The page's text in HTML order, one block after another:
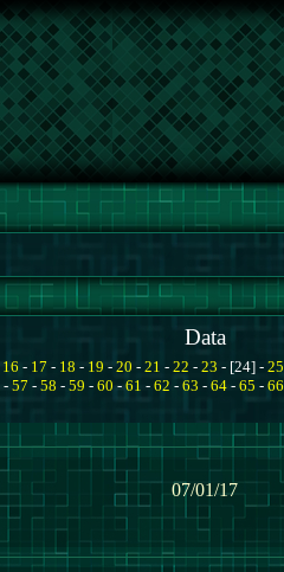
Data
16 - 17 - 18 - 19 - 20 - 21 - 22 - 23 - [24] - 25
- 57 - 58 - 59 - 60 - 61 - 62 - 63 - 64 - 65 - 66
07/01/17